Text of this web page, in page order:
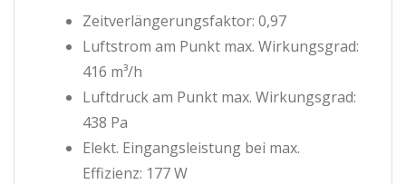
Zeitverlängerungsfaktor: 0,97
Luftstrom am Punkt max. Wirkungsgrad:
416 m³/h
Luftdruck am Punkt max. Wirkungsgrad:
438 Pa
Elekt. Eingangsleistung bei max.
Effizienz: 177 W